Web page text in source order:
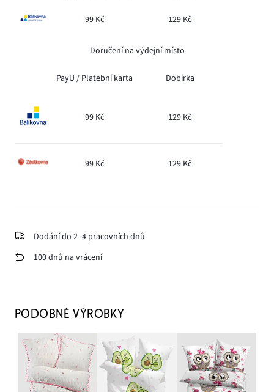
99 Kč 129 Kč
Doručení na výdejní místo
PayU / Platební karta Dobírka
99 Kč 129 Kč
99 Kč 129 Kč
Dodání do 2–4 pracovních dnů
100 dnů na vrácení
PODOBNÉ VÝROBKY